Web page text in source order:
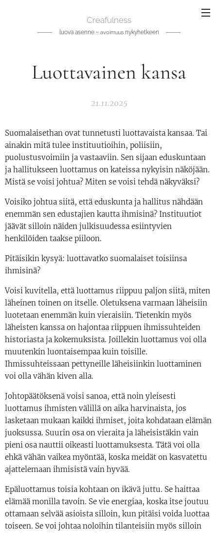
Creafulness
luova asenne ~ avoimuusnykyhetkeen
Luottavainen kansa
21.11.2025
Suomalaisethan ovat tunnetusti luottavaista kansaa. Tai
ainakin mitä tulee instituutioihin, poliisiin,
puolustusvoimiin ja vastaaviin. Sen sijaan eduskuntaan
ja hallitukseen luottamus on kateissa nykyisin näköjään.
Mistä se voisi johtua? Miten se voisi tehdä näkyväksi?
Voisiko johtua siitä, että eduskunta ja hallitus nähdään
enemmän sen edustajien kautta ihmisinä? Instituutiot
jäävät silloin näiden julkisuudessa esiintyvien
henkilöiden taakse piiloon.
Pitäisikin kysyä: luottavatko suomalaiset toisiinsa
ihmisinä?
Voisi kuvitella, että luottamus riippuu paljon siitä, miten
läheinen toinen on itselle. Oletuksena varmaan läheisiin
luotetaan enemmän kuin vieraisiin. Tietenkin myös
läheisten kanssa on hajontaa riippuen ihmissuhteiden
historiasta ja kokemuksista. Joillekin luottamus voi olla
muutenkin luontaisempaa kuin toisille.
Ihmissuhteissaan pettyneille läheisiinkin luottaminen
voi olla vähän kiven alla.
Johtopäätöksenä voisi sanoa, että noin yleisesti
luottamus ihmisten välillä on aika harvinaista, jos
lasketaan mukaan kaikki ihmiset, joita kohdataan elämän
juoksussa. Suurin osa on vieraita ja läheisistäkin vain
pieni osa nauttii oikeasti luottamuksesta. Tätä voi olla
ehkä vähän vaikea myöntää, koska meidät on kasvatettu
ajattelemaan ihmisistä vain hyvää.
Epäluottamus toisia kohtaan on ikävä juttu. Se haittaa
elämää monilla tavoin. Se vie energiaa, koska itse joutuu
ottamaan selvää asioista silloin, kun pitäisi voida luottaa
toiseen. Se voi johtaa noloihin tilanteisiin myös silloin